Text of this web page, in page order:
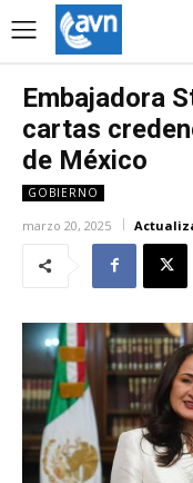
Embajadora
cartas
de México
GOBIERNO
marzo 20, 2025